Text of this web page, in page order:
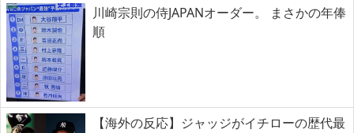
川崎宗則の侍JAPANオーダー。 まさかの年俸
順
【海外の反応】ジャッジがイチローの歴代最